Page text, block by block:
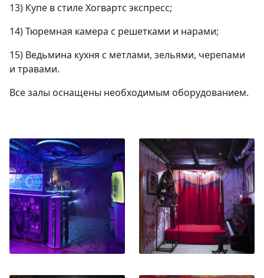
13) Купе в стиле Хогвартс экспресс;
14) Тюремная камера с решетками и нарами;
15) Ведьмина кухня с метлами, зельями, черепами
и травами.
Все залы оснащены необходимым оборудованием.